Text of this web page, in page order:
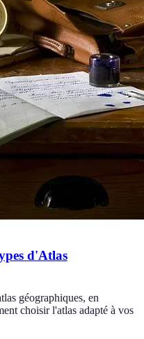
d'Atlas
géographiques, en
choisir l'atlas adapté à vos